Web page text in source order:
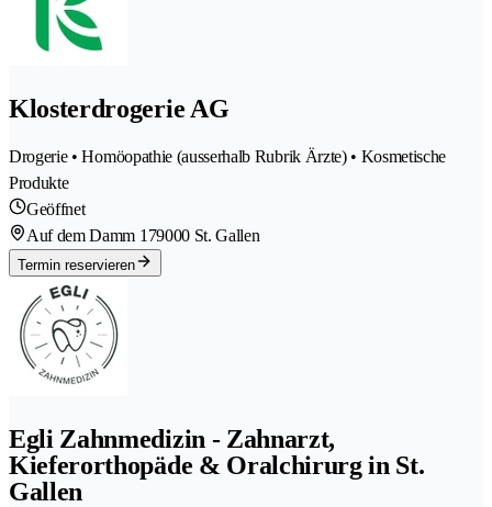
Klosterdrogerie AG
Drogerie • Homöopathie (ausserhalb Rubrik Ärzte) • Kosmetische
Produkte
Geöffnet
Auf dem Damm 179000 St. Gallen
Termin reservieren
Egli Zahnmedizin - Zahnarzt,
Kieferorthopäde & Oralchirurg in St.
Gallen